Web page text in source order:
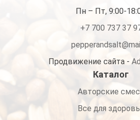
Пн – Пт, 9:00-
+7 700 737 37
Продвижение сайта -
Каталог
Авторские
Все для